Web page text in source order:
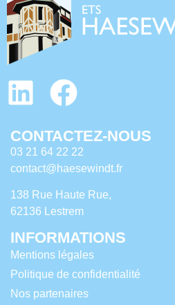
CONTACTEZ-NOUS
03 21 64 22 22
contact@haesewindt.fr
138 Rue Haute Rue,
62136 Lestrem
INFORMATIONS
Mentions légales
Politique de confidentialité
Nos partenaires